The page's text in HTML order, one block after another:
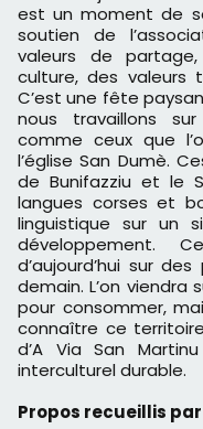
est un moment de
soutien de
valeurs de
culture, des valeurs
C’est une fête
nous travaillons
comme ceux que
l’église San Dumè.
de Bunifazziu et le
langues corses et
linguistique sur un
développement.
d’aujourd’hui sur
demain. L’on
pour consommer,
connaître ce
d’A Via San
interculturel durable.
Propos recueillis par